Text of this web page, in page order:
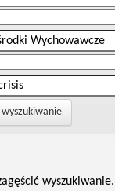
wyszukiwanie.